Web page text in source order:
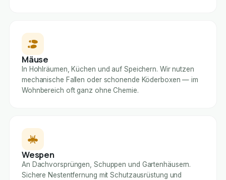
Mäuse
In Hohlräumen, Küchen und auf Speichern. Wir nutzen
mechanische Fallen oder schonende Köderboxen — im
Wohnbereich oft ganz ohne Chemie.
Wespen
An Dachvorsprüngen, Schuppen und Gartenhäusern.
Sichere Nestentfernung mit Schutzausrüstung und